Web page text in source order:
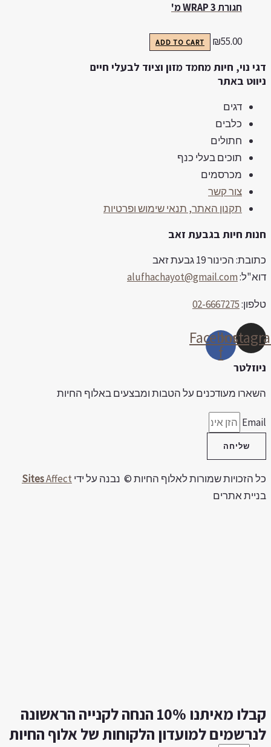
חגורת WRAP 3 מ'
₪55.00
ADD TO CART
נוי, חיות מחמד מזון וציוד לבעלי חיים
באתר
דגים
כלבים
חתולים
תוכים בעלי כנף
מכרסמים
צור קשר
תקנון האתר, תנאי שימוש ופרטיות
חיות בגבעת זאב
הכינור 19 גבעת זאב
alufhachayot@gmail.com
02-6667275
Facebook-
f
מעודכנים על הטבות ומבצעים באלוף החיות
שליחה
הזכויות שמורות לאלוף החיות © נבנה על ידי SitesAffect
אתרים
קבלו מאיתנו 10% הנחה לקנייה הראשונה
למועדון הלקוחות של אלוף החיות